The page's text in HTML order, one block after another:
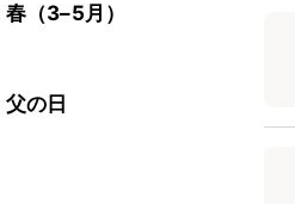
春（3–5月）
父の日